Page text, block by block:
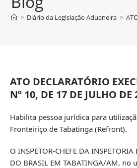
> Diário da Legislação Aduaneira >
ATO DECLARATÓRIO
Nº 10, DE 17 DE JULHO DE
Habilita pessoa jurídica para
Fronteiriço de Tabatinga (Refront).
O INSPETOR-CHEFE DA INSPETORIA
DO BRASIL EM TABATINGA/AM, no